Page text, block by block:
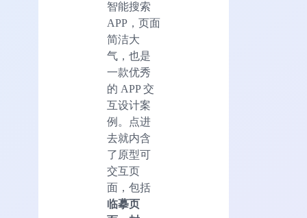
智能搜索
APP，页面
简洁大
气，也是
一款优秀
的 APP 交
互设计案
例。点进
去就内含
了原型可
交互页
面，包括
临摹页